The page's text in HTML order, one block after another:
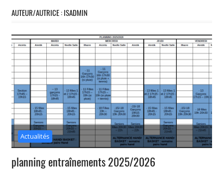
AUTEUR/AUTRICE :ISADMIN
Actualités
planning entraînements 2025/2026